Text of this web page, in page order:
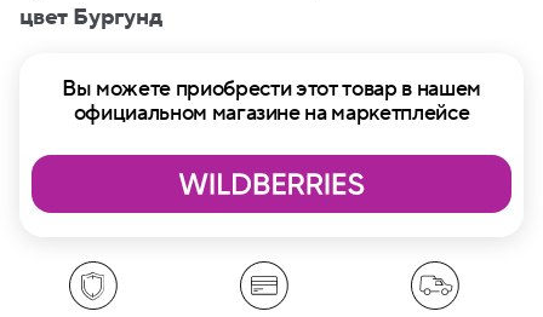
цвет Бургунд
Вы можете приобрести этот товар в нашем
официальном магазине на маркетплейсе